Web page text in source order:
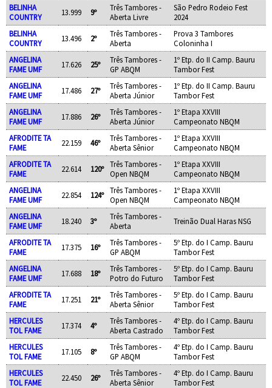
BELINHA
COUNTRY
13.999 9º
Três Tambores -
Aberta Livre
São Pedro Rodeio Fest
2024
BELINHA
COUNTRY
13.496 2º
Três Tambores -
Aberta
Prova 3 Tambores
Coloninha I
ANGELINA
FAME UMF
17.626 25º
Três Tambores -
GP ABQM
1º Etp. do II Camp. Bauru
Tambor Fest
ANGELINA
FAME UMF
17.486 27º
Três Tambores -
Aberta Júnior
1º Etp. do II Camp. Bauru
Tambor Fest
ANGELINA
FAME UMF
17.886 26º
Três Tambores -
Aberta Júnior
1º Etapa XXVIII
Campeonato NBQM
AFRODITE TA
FAME
22.159 46º
Três Tambores -
Aberta Sênior
1º Etapa XXVIII
Campeonato NBQM
AFRODITE TA
FAME
22.614 120º
Três Tambores -
Open NBQM
1º Etapa XXVIII
Campeonato NBQM
ANGELINA
FAME UMF
22.854 124º
Três Tambores -
Open NBQM
1º Etapa XXVIII
Campeonato NBQM
ANGELINA
FAME UMF
18.240 3º
Três Tambores -
Aberta
Treinão Dual Haras NSG
AFRODITE TA
FAME
17.375 16º
Três Tambores -
GP ABQM
5º Etp. do I Camp. Bauru
Tambor Fest
ANGELINA
FAME UMF
17.688 18º
Três Tambores -
Potro do Futuro
5º Etp. do I Camp. Bauru
Tambor Fest
AFRODITE TA
FAME
17.251 21º
Três Tambores -
Aberta Sênior
5º Etp. do I Camp. Bauru
Tambor Fest
HERCULES
TOL FAME
17.374 4º
Três Tambores -
Aberta Castrado
4º Etp. do I Camp. Bauru
Tambor Fest
HERCULES
TOL FAME
17.105 8º
Três Tambores -
GP ABQM
4º Etp. do I Camp. Bauru
Tambor Fest
HERCULES
TOL FAME
22.450 26º
Três Tambores -
Aberta Sênior
4º Etp. do I Camp. Bauru
Tambor Fest